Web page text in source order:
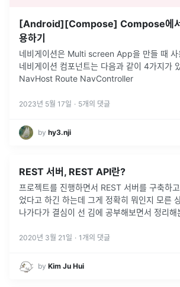
[Android][Compose] Compose에서
용하기
네비게이션은 Multi screen App을 만들 때 사용한다. 컴
네비게이션 컴포넌트는 다음과 같이 4가지가 있다.
NavHost Route NavController
2023년 5월 17일 · 5개의 댓글
by hy3.nji
REST 서버, REST API란?
프로젝트를 진행하면서 REST 서버를 구축하
었다고 하긴 하는데 그게 정확히 뭐인지 모른
나가다가 결심이 선 김에 공부해보면서 정리해
2020년 3월 21일 · 1 개의 댓글
by Kim Ju Hui